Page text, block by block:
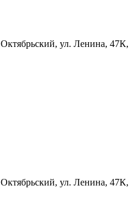
ул. Ленина, 47К,
ул. Ленина, 47К,